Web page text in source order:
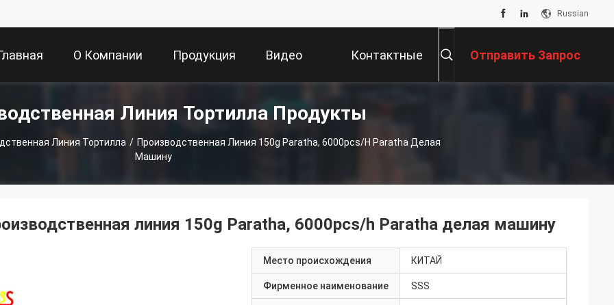
Russian
О Компании Продукция Видео Контактные Отправить Запрос
Линия Тортилла Продукты
Линия Тортилла / Производственная Линия 150g Paratha, 6000pcs/h Paratha Делая
Машину
линия 150g Paratha, 6000pcs/h Paratha делая машину
Место происхождения КИТАЙ
Фирменное наименование SSS